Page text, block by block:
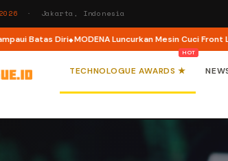
· Jakarta, Indonesia
Diri MODENA Luncurkan Mesin Cuci Front Load
TECHNOLOGUE AWARDS ★